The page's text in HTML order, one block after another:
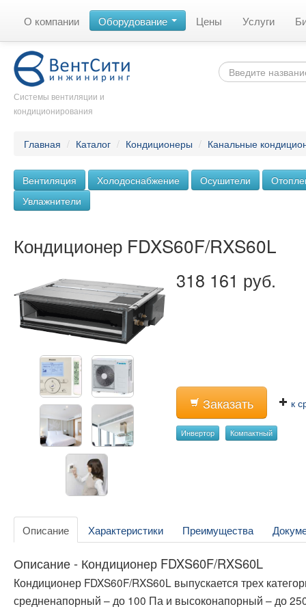
О компании Оборудование Цены Услуги
Системы вентиляции и
кондиционирования
Главная / Каталог / Кондиционеры / Канальные
Вентиляция Холодоснабжение Осушители
Увлажнители
Кондиционер FDXS60F/RXS60L
318 161 руб.
Заказать к
Инвертор Компактный
Описание Характеристики Преимущества
Описание - Кондиционер FDXS60F/RXS60L
Кондиционер FDXS60F/RXS60L выпускается трех
средненапорный – до 100 Па и высоконапорный – до